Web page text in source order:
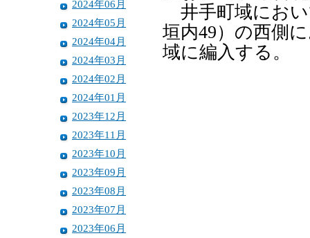
2024年06月
2024年05月
2024年04月
2024年03月
2024年02月
2024年01月
2023年12月
2023年11月
2023年10月
2023年09月
2023年08月
2023年07月
2023年06月
井手町域におい
垣内49）の西側
域に編入する。